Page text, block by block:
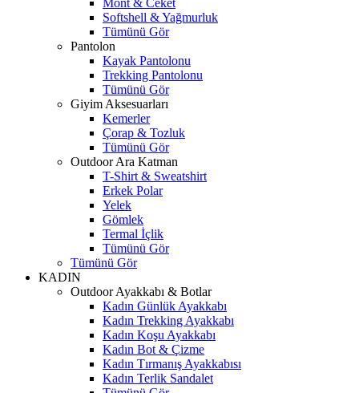
Mont & Ceket
Softshell & Yağmurluk
Tümünü Gör
Pantolon
Kayak Pantolonu
Trekking Pantolonu
Tümünü Gör
Giyim Aksesuarları
Kemerler
Çorap & Tozluk
Tümünü Gör
Outdoor Ara Katman
T-Shirt & Sweatshirt
Erkek Polar
Yelek
Gömlek
Termal İçlik
Tümünü Gör
Tümünü Gör
KADIN
Outdoor Ayakkabı & Botlar
Kadın Günlük Ayakkabı
Kadın Trekking Ayakkabı
Kadın Koşu Ayakkabı
Kadın Bot & Çizme
Kadın Tırmanış Ayakkabısı
Kadın Terlik Sandalet